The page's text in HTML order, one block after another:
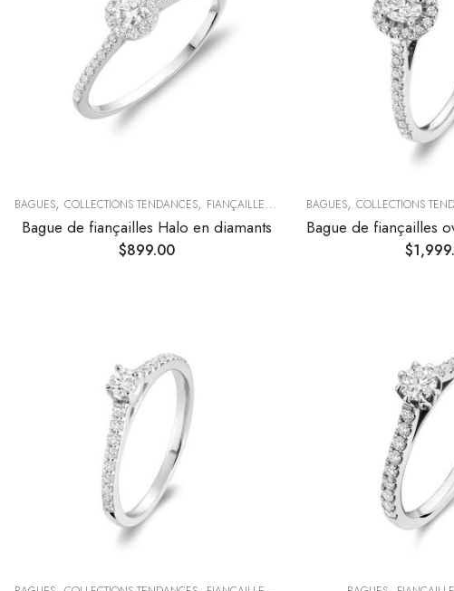
BAGUES, COLLECTIONS TENDANCES, FIANÇAILLES & ALLIANCES
Bague de fiançailles Halo en diamants
$899.00
BAGUES,COLLECTIONS
$